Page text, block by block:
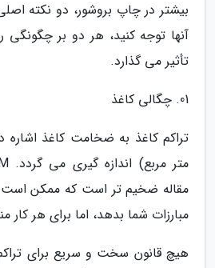
بیشتر در چاپ بروشور، دو نکته
آنها توجه کنید، هر دو بر چگونگی
تأثیر می گذارد.
01. چگالی کاغذ
مقاله ضخیم تر است که ممکن است
مبارزات شما بدهد، اما برای هر کار
هیچ قانون سخت و سریع برای تراکم